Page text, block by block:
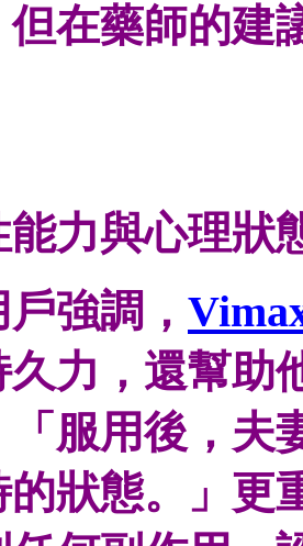
但在藥師的建
能力與心理
強調，
力，還幫助
服用後，夫
的狀態。」更